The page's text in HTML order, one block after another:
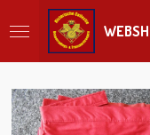
direct
hoofdinhoud